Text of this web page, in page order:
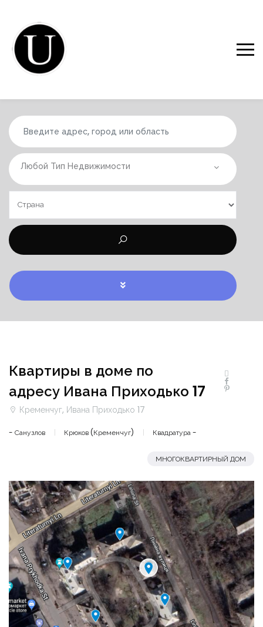
Любой Тип Недвижимости
Квартиры в доме по
адресу Ивана Приходько 17
Кременчуг, Ивана Приходько 17
- Санузлов Крюков (Кременчуг) Квадратура -
МНОГОКВАРТИРНЫЙ ДОМ